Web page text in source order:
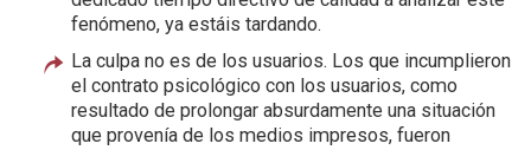
fenómeno, ya estáis tardando.
La culpa no es de los usuarios. Los que incumplieron
el contrato psicológico con los usuarios, como
resultado de prolongar absurdamente una situación
que provenía de los medios impresos, fueron